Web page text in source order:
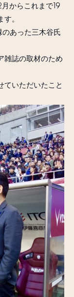
からこれまで19
。
あった三木谷氏
雑誌の取材のため
ていただいたこと